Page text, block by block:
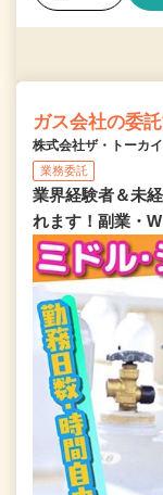
ガス会社の委
株式会社ザ・トーカ
業務委託
業界経験者＆未
れます！副業・